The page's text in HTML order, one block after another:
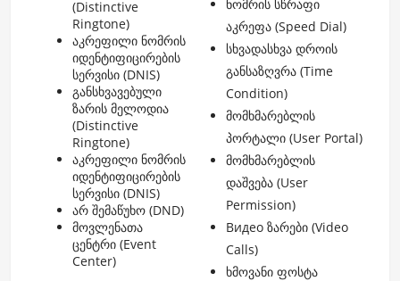
(Distinctive
Ringtone)
აკრეფილი ნომრის
იდენტიფიცირების
სერვისი (DNIS)
განსხვავებული
ზარის მელოდია
(Distinctive
Ringtone)
აკრეფილი ნომრის
იდენტიფიცირების
სერვისი (DNIS)
არ შემაწუხო (DND)
მოვლენათა
ცენტრი (Event
Center)
ნომრის სწრაფი
აკრეფა (Speed Dial)
სხვადასხვა დროის
განსაზღვრა (Time
Condition)
მომხმარებლის
პორტალი (User Portal)
მომხმარებლის
დაშვება (User
Permission)
Видео ზარები (Video
Calls)
ხმოვანი ფოსტა